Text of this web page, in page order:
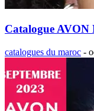
Catalogue AVON
catalogues du maroc -